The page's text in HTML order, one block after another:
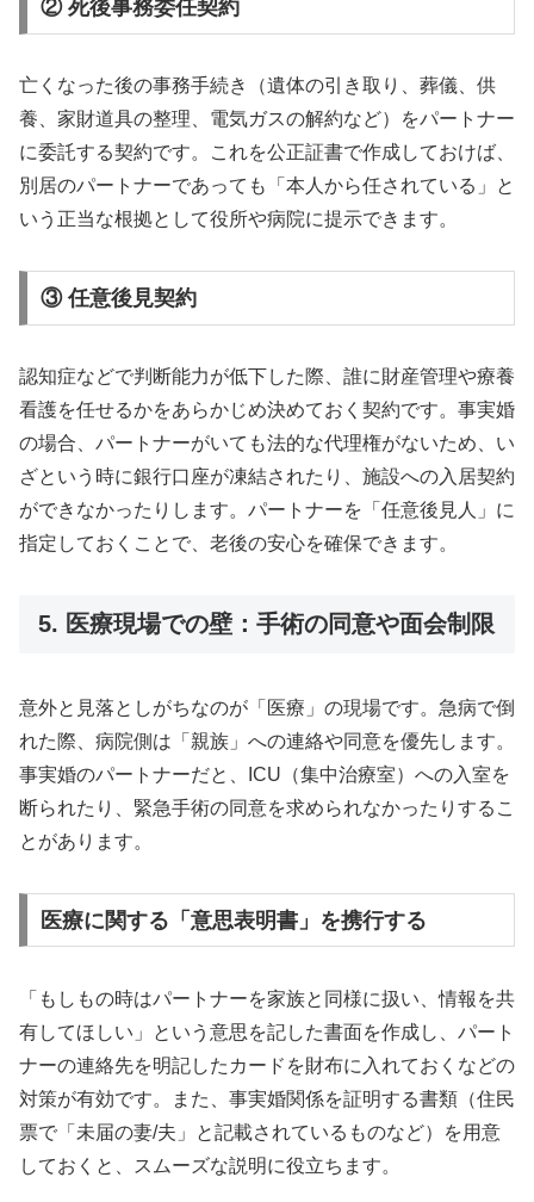
② 死後事務委任契約
亡くなった後の事務手続き（遺体の引き取り、葬儀、供
養、家財道具の整理、電気ガスの解約など）をパートナー
に委託する契約です。これを公正証書で作成しておけば、
別居のパートナーであっても「本人から任されている」と
いう正当な根拠として役所や病院に提示できます。
③ 任意後見契約
認知症などで判断能力が低下した際、誰に財産管理や療養
看護を任せるかをあらかじめ決めておく契約です。事実婚
の場合、パートナーがいても法的な代理権がないため、い
ざという時に銀行口座が凍結されたり、施設への入居契約
ができなかったりします。パートナーを「任意後見人」に
指定しておくことで、老後の安心を確保できます。
5. 医療現場での壁：手術の同意や面会制限
意外と見落としがちなのが「医療」の現場です。急病で倒
れた際、病院側は「親族」への連絡や同意を優先します。
事実婚のパートナーだと、ICU（集中治療室）への入室を
断られたり、緊急手術の同意を求められなかったりするこ
とがあります。
医療に関する「意思表明書」を携行する
「もしもの時はパートナーを家族と同様に扱い、情報を共
有してほしい」という意思を記した書面を作成し、パート
ナーの連絡先を明記したカードを財布に入れておくなどの
対策が有効です。また、事実婚関係を証明する書類（住民
票で「未届の妻/夫」と記載されているものなど）を用意
しておくと、スムーズな説明に役立ちます。